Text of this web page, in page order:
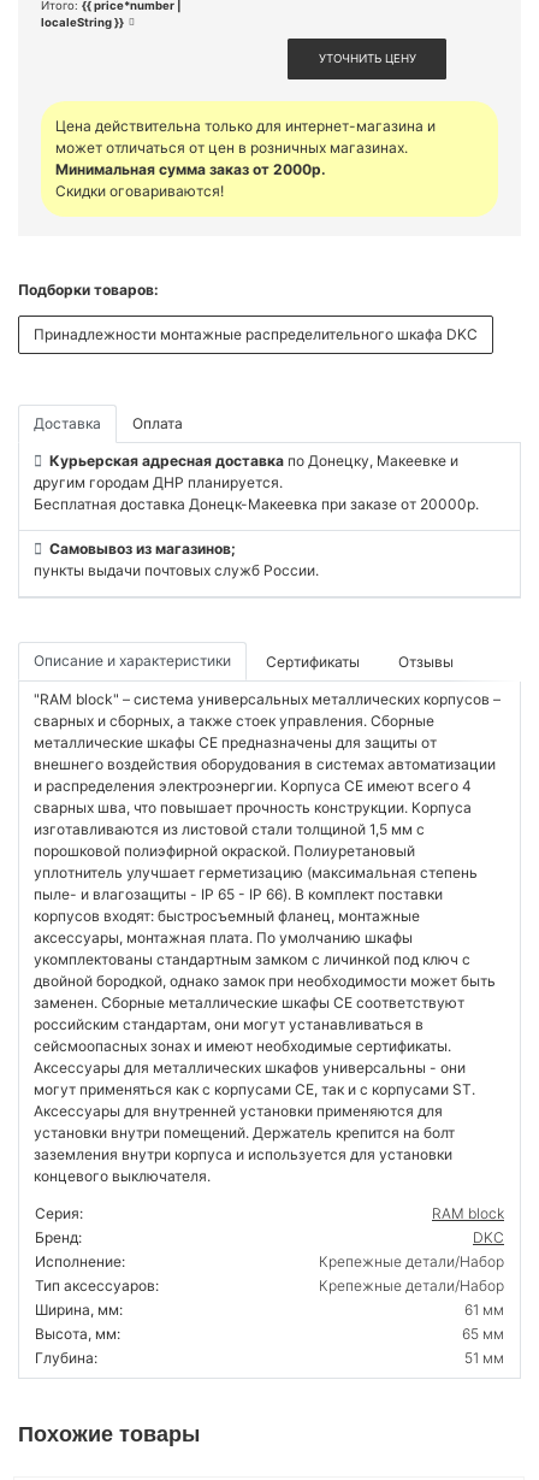
Итого: {{ price*number |
localeString }}
УТОЧНИТЬ ЦЕНУ
Цена действительна только для интернет-магазина и
может отличаться от цен в розничных магазинах.
Минимальная сумма заказ от 2000р.
Скидки оговариваются!
Подборки товаров:
Принадлежности монтажные распределительного шкафа DKC
Доставка Оплата
Курьерская адресная доставка по Донецку, Макеевке и
другим городам ДНР планируется.
Бесплатная доставка Донецк-Макеевка при заказе от 20000р.
Самовывоз из магазинов;
пункты выдачи почтовых служб России.
Описание и характеристики Сертификаты Отзывы
"RAM block" – система универсальных металлических корпусов –
сварных и сборных, а также стоек управления. Сборные
металлические шкафы СE предназначены для защиты от
внешнего воздействия оборудования в системах автоматизации
и распределения электроэнергии. Корпуса CE имеют всего 4
сварных шва, что повышает прочность конструкции. Корпуса
изготавливаются из листовой стали толщиной 1,5 мм с
порошковой полиэфирной окраской. Полиуретановый
уплотнитель улучшает герметизацию (максимальная степень
пыле- и влагозащиты - IP 65 - IP 66). В комплект поставки
корпусов входят: быстросъемный фланец, монтажные
аксессуары, монтажная плата. По умолчанию шкафы
укомплектованы стандартным замком с личинкой под ключ с
двойной бородкой, однако замок при необходимости может быть
заменен. Сборные металлические шкафы CE соответствуют
российским стандартам, они могут устанавливаться в
сейсмоопасных зонах и имеют необходимые сертификаты.
Аксессуары для металлических шкафов универсальны - они
могут применяться как с корпусами CE, так и с корпусами ST.
Аксессуары для внутренней установки применяются для
установки внутри помещений. Держатель крепится на болт
заземления внутри корпуса и используется для установки
концевого выключателя.
Серия:
RAM block
Бренд:
DKC
Исполнение:
Крепежные детали/Набор
Тип аксессуаров:
Крепежные детали/Набор
Ширина, мм:
61 мм
Высота, мм:
65 мм
Глубина:
51 мм
Похожие товары